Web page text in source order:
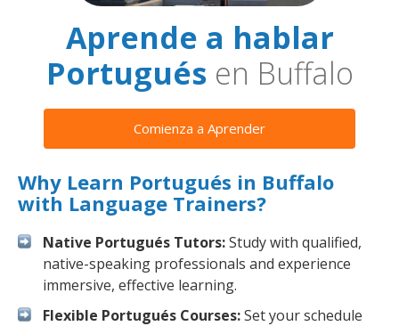
Aprende a hablar
Portuguésen Buffalo
Comienza a Aprender
Why Learn Portugués in Buffalo
with Language Trainers?
Native Portugués Tutors:Study with qualified,
native-speaking professionals and experience
immersive, effective learning.
Flexible Portugués Courses:Set your schedule